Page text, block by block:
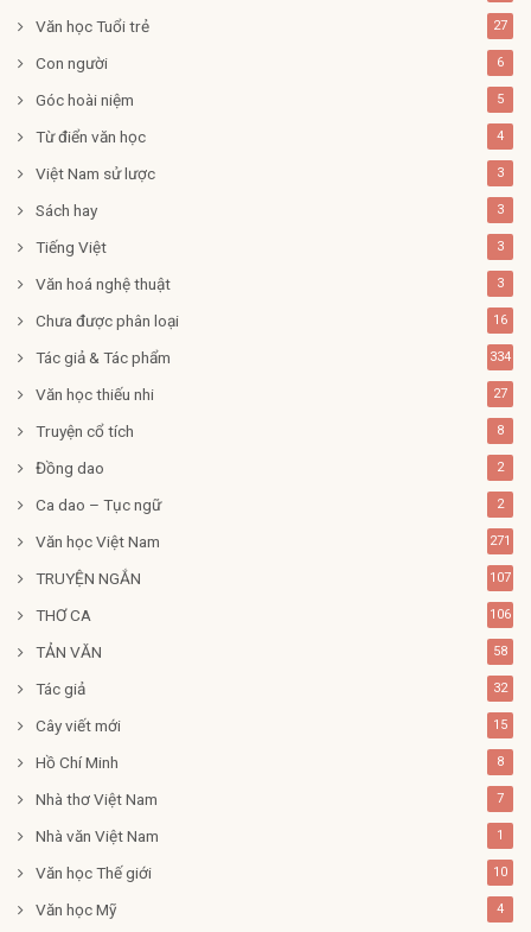
Văn học Tuổi trẻ 27
Con người 6
Góc hoài niệm 5
Từ điển văn học 4
Việt Nam sử lược 3
Sách hay 3
Tiếng Việt 3
Văn hoá nghệ thuật 3
Chưa được phân loại 16
Tác giả & Tác phẩm 334
Văn học thiếu nhi 27
Truyện cổ tích 8
Đồng dao 2
Ca dao – Tục ngữ 2
Văn học Việt Nam 271
TRUYỆN NGẮN 107
THƠ CA 106
TẢN VĂN 58
Tác giả 32
Cây viết mới 15
Hồ Chí Minh 8
Nhà thơ Việt Nam 7
Nhà văn Việt Nam 1
Văn học Thế giới 10
Văn học Mỹ 4